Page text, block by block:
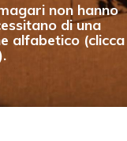
non hanno
di una
alfabetico (clicca